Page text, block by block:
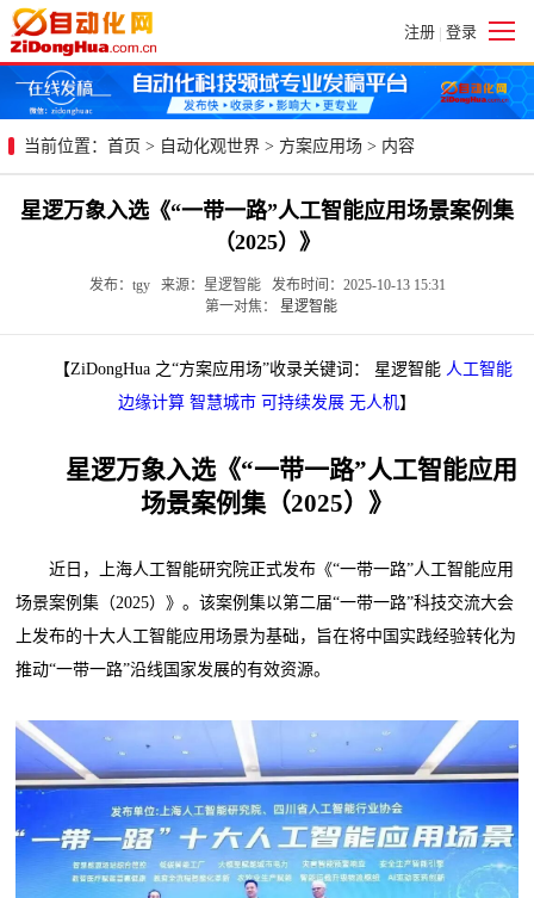
注册 | 登录
当前位置： 首页 > 自动化观世界 > 方案应用场 > 内容
星逻万象入选《“一带一路”人工智能应用场景案例集
（2025）》
发布：tgy 来源：星逻智能 发布时间：2025-10-13 15:31
第一对焦： 星逻智能
【ZiDongHua 之“方案应用场”收录关键词： 星逻智能 人工智能
边缘计算 智慧城市 可持续发展 无人机】
星逻万象入选《“一带一路”人工智能应用
场景案例集（2025）》
近日，上海人工智能研究院正式发布《“一带一路”人工智能应用
场景案例集（2025）》。该案例集以第二届“一带一路”科技交流大会
上发布的十大人工智能应用场景为基础，旨在将中国实践经验转化为
推动“一带一路”沿线国家发展的有效资源。